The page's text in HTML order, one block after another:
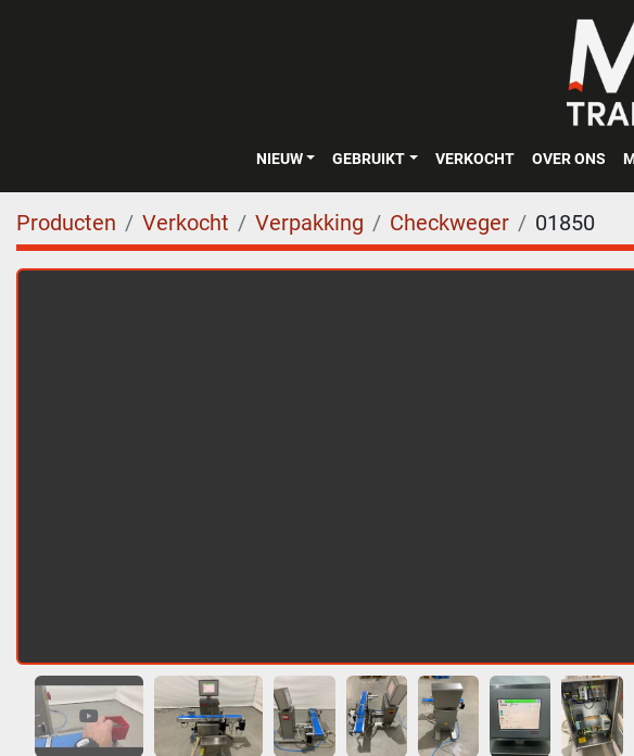
NIEUW GEBRUIKT VERKOCHT OVER ONS
Producten Verkocht Verpakking Checkweger 01850